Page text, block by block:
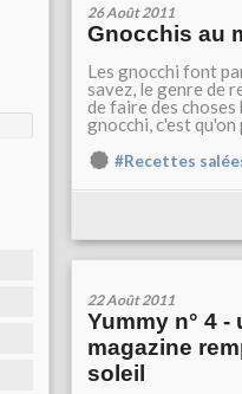
26 Août 2011
Gnocchis au
Les gnocchi font
savez, le genre de
de faire des choses
gnocchi, c'est
#Recettes
22 Août 2011
Yummy n° 4 -
magazine
soleil